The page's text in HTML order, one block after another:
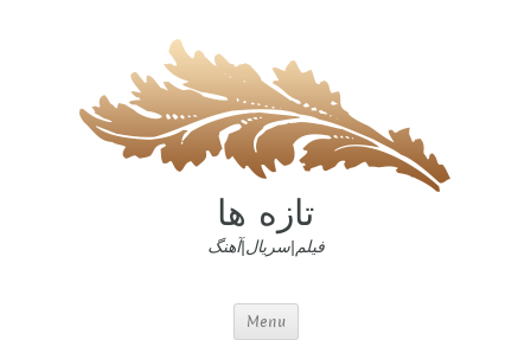
تازه ها
فیلم|سریال|آهنگ
Menu